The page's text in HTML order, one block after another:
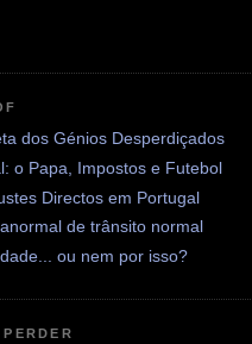
dos Génios Desperdiçados
o Papa, Impostos e Futebol
Directos em Portugal
de trânsito normal
ou nem por isso?